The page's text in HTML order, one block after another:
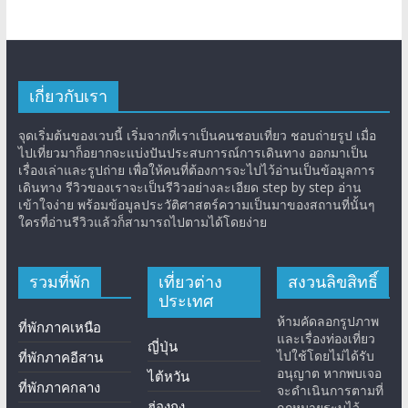
เกี่ยวกับเรา
จุดเริ่มต้นของเวบนี้ เริ่มจากที่เราเป็นคนชอบเที่ยว ชอบถ่ายรูป เมื่อ
ไปเที่ยวมาก็อยากจะแบ่งปันประสบการณ์การเดินทาง ออกมาเป็น
เรื่องเล่าและรูปถ่าย เพื่อให้คนที่ต้องการจะไปไว้อ่านเป็นข้อมูลการ
เดินทาง รีวิวของเราจะเป็นรีวิวอย่างละเอียด step by step อ่าน
เข้าใจง่าย พร้อมข้อมูลประวัติศาสตร์ความเป็นมาของสถานที่นั้นๆ
ใครที่อ่านรีวิวแล้วก็สามารถไปตามได้โดยง่าย
รวมที่พัก
ที่พักภาคเหนือ
ที่พักภาคอีสาน
ที่พักภาคกลาง
เที่ยวต่าง
ประเทศ
ญี่ปุ่น
ไต้หวัน
สงวนลิขสิทธิ์
ห้ามคัดลอกรูปภาพ
และเรื่องท่องเที่ยว
ไปใช้โดยไม่ได้รับ
อนุญาต หากพบเจอ
จะดำเนินการตามที่